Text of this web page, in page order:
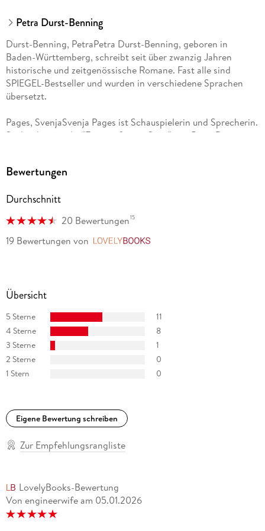
Petra Durst-Benning
Durst-Benning, PetraPetra Durst-Benning, geboren in
Baden-Württemberg, schreibt seit über zwanzig Jahren
historische und zeitgenössische Romane. Fast alle sind
SPIEGEL-Bestseller und wurden in verschiedene Sprachen
übersetzt.
Pages, SvenjaSvenja Pages ist Schauspielerin und Sprecherin.
Sie hat bereits die "Fotografinnen-Saga" von Petra Durst-
Bewertungen
Durchschnitt
20 Bewertungen15
19 Bewertungen von
Übersicht
5 Sterne
11
4 Sterne
8
3 Sterne
1
2 Sterne
0
1 Stern
0
Eigene Bewertung schreiben
Zur Empfehlungsrangliste
LovelyBooks-Bewertung
Von engineerwife am 05.01.2026